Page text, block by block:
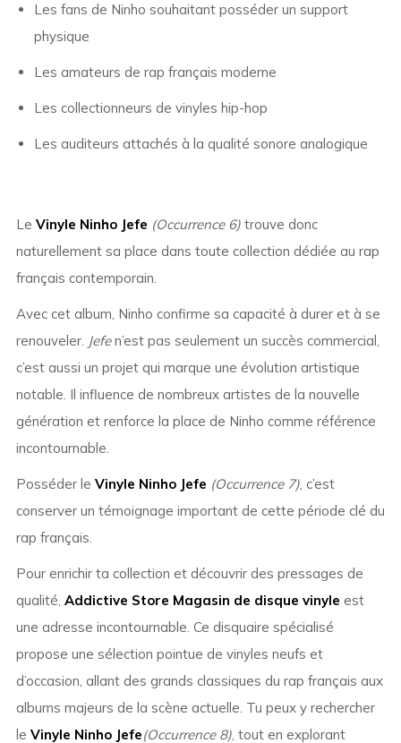
Les fans de Ninho souhaitant posséder un support
physique
Les amateurs de rap français moderne
Les collectionneurs de vinyles hip-hop
Les auditeurs attachés à la qualité sonore analogique
Le Vinyle Ninho Jefe (Occurrence 6)trouve donc
naturellement sa place dans toute collection dédiée au rap
français contemporain.
Avec cet album, Ninho confirme sa capacité à durer et à se
renouveler. Jefen’est pas seulement un succès commercial,
c’est aussi un projet qui marque une évolution artistique
notable. Il influence de nombreux artistes de la nouvelle
génération et renforce la place de Ninho comme référence
incontournable.
Posséder le Vinyle Ninho Jefe (Occurrence 7), c’est
conserver un témoignage important de cette période clé du
rap français.
Pour enrichir ta collection et découvrir des pressages de
qualité, Addictive Store Magasin de disque vinyle est
une adresse incontournable. Ce disquaire spécialisé
propose une sélection pointue de vinyles neufs et
d’occasion, allant des grands classiques du rap français aux
albums majeurs de la scène actuelle. Tu peux y rechercher
le Vinyle Ninho Jefe(Occurrence 8), tout en explorant